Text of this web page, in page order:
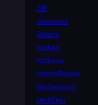
AR
Avantura
Balans
Balkan
Balkanu
BattleRoyale
Bezbednost
blokčejn